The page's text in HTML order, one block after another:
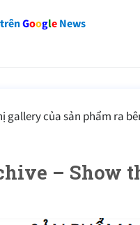
GoogleNews
của sản phẩm ra
– Show